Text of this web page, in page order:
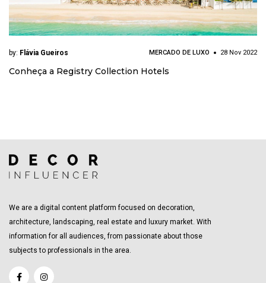
by: Flávia Gueiros MERCADO DE LUXO 28 Nov 2022
Conheça a Registry Collection Hotels
We are a digital content platform focused on decoration,
architecture, landscaping, real estate and luxury market. With
information for all audiences, from passionate about those
subjects to professionals in the area.